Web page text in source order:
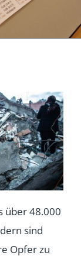
über 48.000
sind
Opfer zu